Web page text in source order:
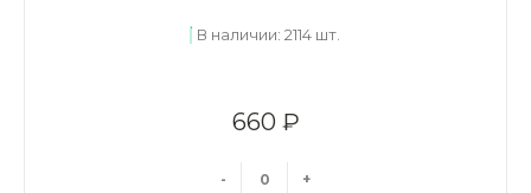
В наличии: 2114 шт.
660 ₽
- +